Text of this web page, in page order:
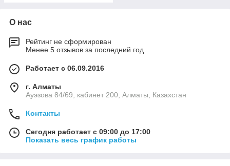
О нас
Рейтинг не сформирован
Менее 5 отзывов за последний год
Работает с 06.09.2016
г. Алматы
Ауэзова 84/69, кабинет 200, Алматы, Казахстан
Контакты
Сегодня работает с 09:00 до 17:00
Показать весь график работы